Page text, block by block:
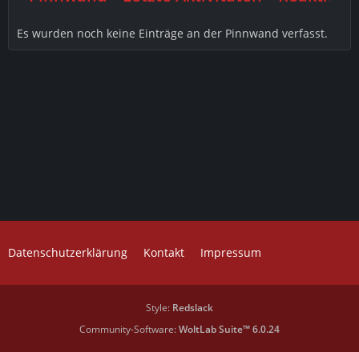
Es wurden noch keine Einträge an der Pinnwand verfasst.
Datenschutzerklärung Kontakt Impressum
Style: Redslack
Community-Software:WoltLab Suite™ 6.0.24